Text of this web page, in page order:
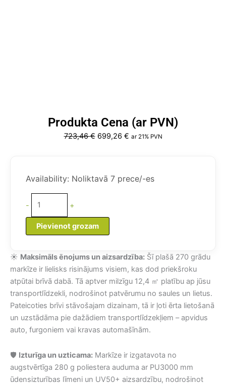
Produkta Cena (ar PVN)
723,46€ Original
699,26 €Current
ar 21% PVN
Availability: Noliktavā 7 prece/-es
-
markīze
daudzums
+
Pievienot grozam
☀️ Maksimāls ēnojums un aizsardzība: Šī plašā 270 grādu
markīze ir lielisks risinājums visiem, kas dod priekšroku
atpūtai brīvā dabā. Tā aptver milzīgu 12,4 ㎡ platību ap jūsu
transportlīdzekli, nodrošinot patvērumu no saules un lietus.
Pateicoties brīvi stāvošajam dizainam, tā ir ļoti ērta lietošanā
un uzstādāma pie dažādiem transportlīdzekļiem – apvidus
auto, furgoniem vai kravas automašīnām.
🛡️ Izturīga un uzticama: Markīze ir izgatavota no
augstvērtīga 280 g poliestera auduma ar PU3000 mm
ūdensizturības līmeni un UV50+ aizsardzību, nodrošinot